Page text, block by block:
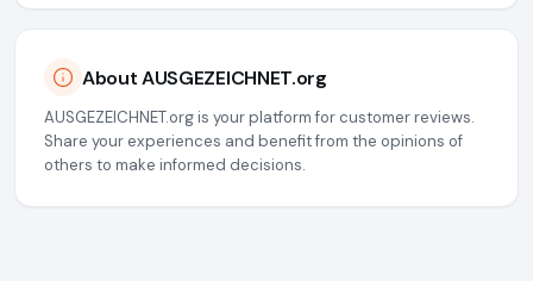
About AUSGEZEICHNET.org
AUSGEZEICHNET.org is your platform for customer reviews.
Share your experiences and benefit from the opinions of
others to make informed decisions.